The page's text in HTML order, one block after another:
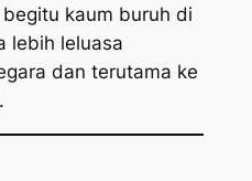
kaum buruh di
lebih leluasa
dan terutama ke